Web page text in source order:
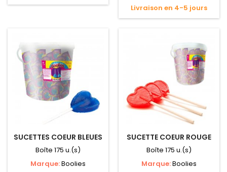
Livraison en 4-5 jours
SUCETTES COEUR BLEUES
Boîte 175 u.(s)
Marque:Boolies
SUCETTE COEUR ROUGE
Boîte 175 u.(s)
Marque:Boolies